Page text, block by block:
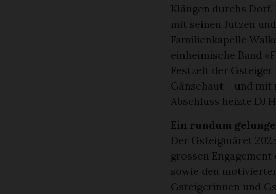
Klängen durchs
mit seinen Jutzen
Familienkapelle
einheimische Band
Festzelt der
Gänsehaut – und
Abschluss heizte DJ
Ein rundum
Der Gsteigmäret
grossen
sowie den
Gsteigerinnen und